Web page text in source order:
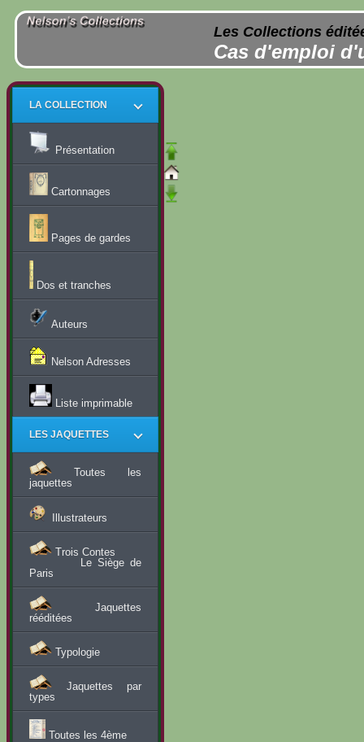
Les Collections
Cas d'emploi
LA COLLECTION
Présentation
Cartonnages
Pages de gardes
Dos et tranches
Auteurs
Nelson Adresses
Liste imprimable
LES JAQUETTES
Toutes les
jaquettes
Illustrateurs
Trois Contes
Le Siège de
Paris
Jaquettes
rééditées
Typologie
Jaquettes par
types
Toutes les 4ème